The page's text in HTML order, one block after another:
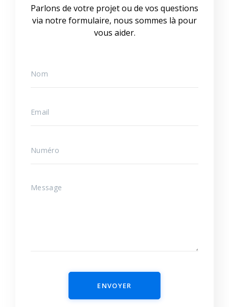
Parlons de votre projet ou de vos questions
via notre formulaire, nous sommes là pour
vous aider.
ENVOYER